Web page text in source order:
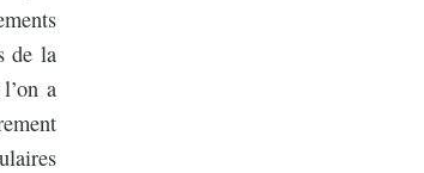
de la
a